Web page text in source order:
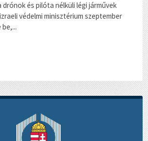
drónok és pilóta nélküli légi járművek
védelmi minisztérium szeptember